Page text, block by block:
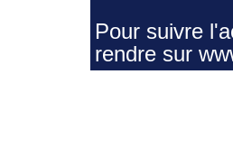
Pour suivre
rendre sur